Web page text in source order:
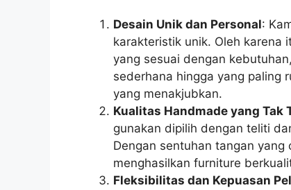
Desain Unik dan Personal:
karakteristik unik. Oleh karena
yang sesuai dengan
sederhana hingga yang paling
yang menakjubkan.
Kualitas Handmade yang Tak
gunakan dipilih dengan teliti
Dengan sentuhan tangan
menghasilkan furniture
Fleksibilitas dan Kepuasan